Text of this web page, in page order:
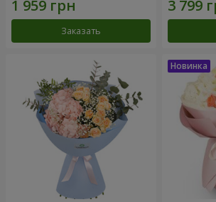
Заказать